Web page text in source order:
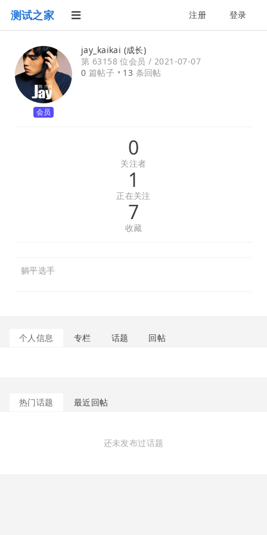
测试之家 注册 登录
会员
jay_kaikai (成长)
第 63158 位会员 / 2021-07-07
0 篇帖子 • 13 条回帖
0
关注者
1
正在关注
7
收藏
躺平选手
个人信息 专栏 话题 回帖
热门话题 最近回帖
还未发布过话题